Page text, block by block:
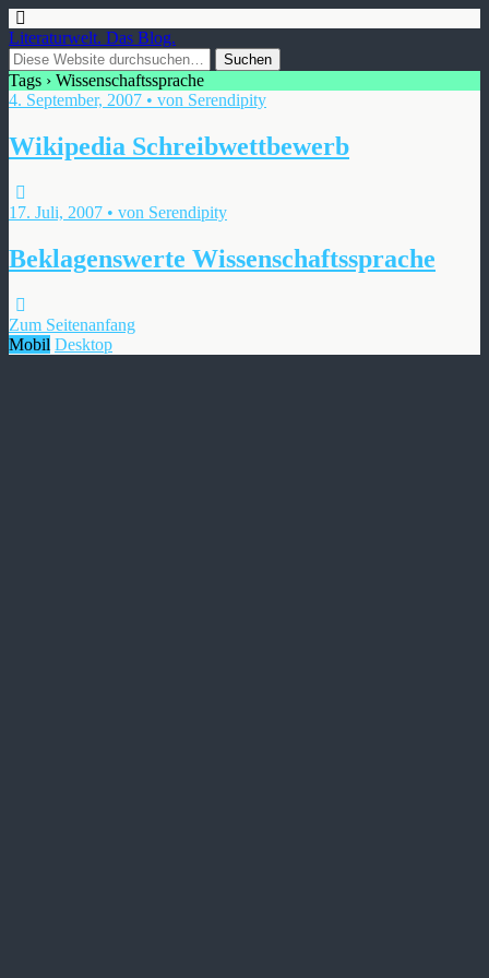
Literaturwelt. Das Blog.
Tags › Wissenschaftssprache
4. September, 2007 • von Serendipity
Wikipedia Schreibwettbewerb
17. Juli, 2007 • von Serendipity
Beklagenswerte Wissenschaftssprache
Zum Seitenanfang
Mobil Desktop